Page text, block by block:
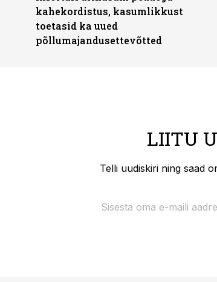
kahekordistus, kasumlikkust
toetasid ka uued
põllumajandusettevõtted
LIITU
Telli uudiskiri ning saad